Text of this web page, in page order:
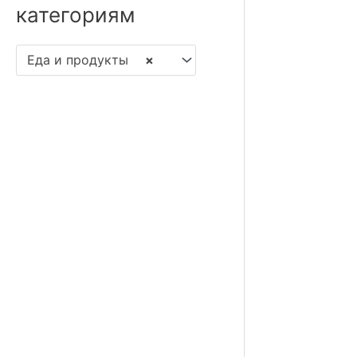
категориям
×
Еда и продукты